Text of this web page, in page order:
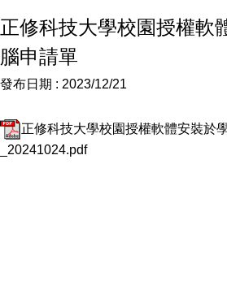
正修科技大學校園授權軟
腦申請單
發布日期 : 2023/12/21
正修科技大學校園授權軟體安裝於
_20241024.pdf